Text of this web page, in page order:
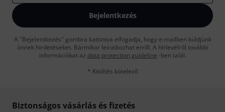
Bejelentkezés
A "Bejelentkezés" gombra kattintva elfogadja, hogy e-mailben küldjünk
önnek hirdetéseket. Bármikor leiratkozhat erről. A hírlevélről további
információkat az data protection guideline -ben talál.
* Kitöltés kötelező
Biztonságos vásárlás és fizetés